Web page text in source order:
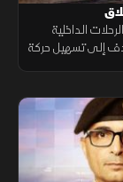
الداخلية
إلى تسهيل حركة